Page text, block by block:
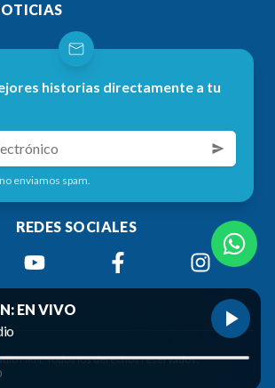
historias directamente a tu
enviamos spam.
REDES SOCIALES
HRN. Todos los derechos reservados.
EN VIVO